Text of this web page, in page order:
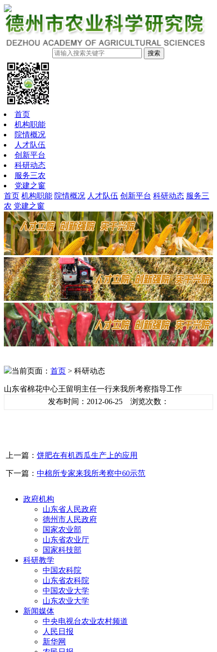
搜索
首页
机构职能
院情概况
人才队伍
创新平台
科研动态
服务三农
党建之窗
首页 机构职能 院情概况 人才队伍 创新平台 科研动态 服务三
农 党建之窗
当前页面： 首页 > 科研动态
山东省棉花中心王留明主任一行来我所考察指导工作
发布时间：2012-06-25 浏览次数：
上一篇： 饼肥在有机西瓜生产上的应用
下一篇： 中棉所专家来我所考察中60示范
政府机构
山东省人民政府
德州市人民政府
国家农业部
山东省农业厅
国家科技部
科研教学
中国农科院
山东省农科院
中国农业大学
山东农业大学
新闻媒体
中央电视台农业农村频道
人民日报
新华网